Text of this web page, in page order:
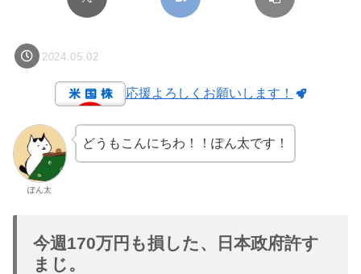
2024.05.02
応援よろしくお願いします！
ぽん太
どうもこんにちわ！！ぽん太です！
今週170万円も損した、日本政府許す
まじ。